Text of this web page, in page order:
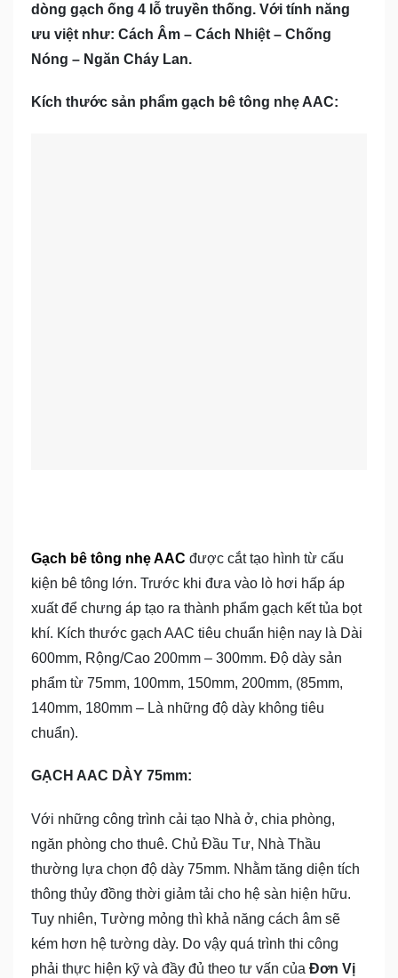
dòng gạch ống 4 lỗ truyền thống. Với tính năng
ưu việt như: Cách Âm – Cách Nhiệt – Chống
Nóng – Ngăn Cháy Lan.
Kích thước sản phẩm gạch bê tông nhẹ AAC:
Gạch bê tông nhẹ AAC được cắt tạo hình từ cấu
kiện bê tông lớn. Trước khi đưa vào lò hơi hấp áp
xuất để chưng áp tạo ra thành phẩm gạch kết tủa bọt
khí. Kích thước gạch AAC tiêu chuẩn hiện nay là Dài
600mm, Rộng/Cao 200mm – 300mm. Độ dày sản
phẩm từ 75mm, 100mm, 150mm, 200mm, (85mm,
140mm, 180mm – Là những độ dày không tiêu
chuẩn).
GẠCH AAC DÀY 75mm:
Với những công trình cải tạo Nhà ở, chia phòng,
ngăn phòng cho thuê. Chủ Đầu Tư, Nhà Thầu
thường lựa chọn độ dày 75mm. Nhằm tăng diện tích
thông thủy đồng thời giảm tải cho hệ sàn hiện hữu.
Tuy nhiên, Tường mỏng thì khả năng cách âm sẽ
kém hơn hệ tường dày. Do vậy quá trình thi công
phải thực hiện kỹ và đầy đủ theo tư vấn của Đơn Vị